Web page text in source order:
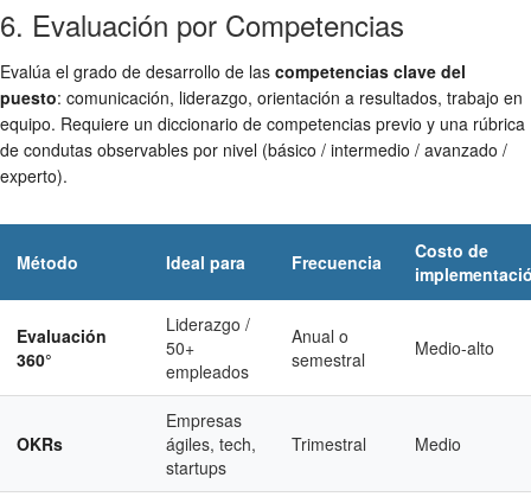
6. Evaluación por Competencias
Evalúa el grado de desarrollo de las competencias clave del
puesto: comunicación, liderazgo, orientación a resultados, trabajo en
equipo. Requiere un diccionario de competencias previo y una rúbrica
de condutas observables por nivel (básico / intermedio / avanzado /
experto).
Método Ideal para Frecuencia
Costo de
Evaluación
360°
Liderazgo /
50+
empleados
Anual o
semestral
Medio-alto
OKRs
Empresas
ágiles, tech,
startups
Trimestral Medio